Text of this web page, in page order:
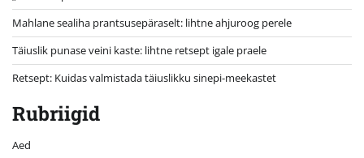
Mahlane sealiha prantsusepäraselt: lihtne ahjuroog perele
Täiuslik punase veini kaste: lihtne retsept igale praele
Retsept: Kuidas valmistada täiuslikku sinepi-meekastet
Rubriigid
Aed